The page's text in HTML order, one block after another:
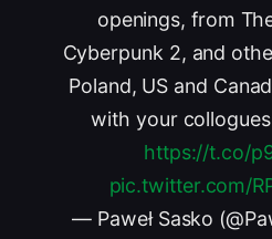
openings, from
Cyberpunk 2, and
Poland, US and
with your
https://t.co/
pic.twitter.com/
— Paweł Sasko